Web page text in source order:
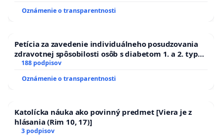
Oznámenie o transparentnosti
Petícia za zavedenie individuálneho posudzovania
zdravotnej spôsobilosti osôb s diabetom 1. a 2. typu
pri prijímaní do Policajného zboru SR
188 podpisov
Oznámenie o transparentnosti
Katolícka náuka ako povinný predmet [Viera je z
hlásania (Rim 10, 17)]
3 podpisov